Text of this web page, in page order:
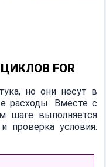
FOR
но они несут в
расходы. Вместе с
шаге выполняется
проверка условия.